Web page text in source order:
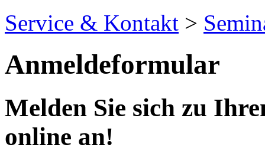
Service & Kontakt >
Anmeldeformular
Melden Sie sich zu
online an!